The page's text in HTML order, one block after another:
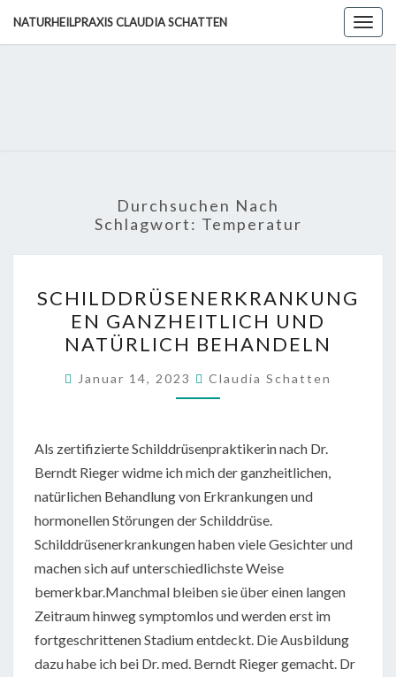
NATURHEILPRAXIS CLAUDIA SCHATTEN
Durchsuchen Nach
Schlagwort: Temperatur
GANZHEITLICH
UND
NATÜRLICH
BEHANDELN
SCHILDDRÜSENERKRANKUNG
EN GANZHEITLICH UND
NATÜRLICH BEHANDELN
Januar 14, 2023 Claudia Schatten
Als zertifizierte Schilddrüsenpraktikerin nach Dr.
Berndt Rieger widme ich mich der ganzheitlichen,
natürlichen Behandlung von Erkrankungen und
hormonellen Störungen der Schilddrüse.
Schilddrüsenerkrankungen haben viele Gesichter und
machen sich auf unterschiedlichste Weise
bemerkbar.Manchmal bleiben sie über einen langen
Zeitraum hinweg symptomlos und werden erst im
fortgeschrittenen Stadium entdeckt. Die Ausbildung
dazu habe ich bei Dr. med. Berndt Rieger gemacht. Dr